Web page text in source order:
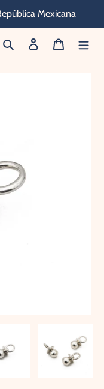
Mexicana
Buscar IngresarCarrito